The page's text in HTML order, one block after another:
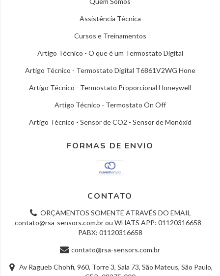
Assistência Técnica
Cursos e Treinamentos
Artigo Técnico - O que é um Termostato Digital
Artigo Técnico - Termostato Digital T6861V2WG Hone
Artigo Técnico - Termostato Proporcional Honeywell
Artigo Técnico - Termostato On Off
Artigo Técnico - Sensor de CO2 - Sensor de Monóxid
FORMAS DE ENVIO
CONTATO
ORÇAMENTOS SOMENTE ATRAVÉS DO EMAIL
contato@rsa-sensors.com.brou WHATS APP: 01120316658 -
PABX: 01120316658
contato@rsa-sensors.com.br
Av Ragueb Chohfi, 960, Torre 3, Sala 73, São Mateus, São Paulo,